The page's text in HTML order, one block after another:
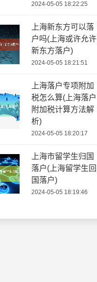
2024-05-05 18:22:25
上海新东方可以落
户吗(上海或许允许
新东方落户)
2024-05-05 18:21:51
上海落户专项附加
税怎么算(上海落户
附加税计算方法解
析)
2024-05-05 18:20:17
上海市留学生归国
落户(上海留学生回
国落户)
2024-05-05 18:19:46